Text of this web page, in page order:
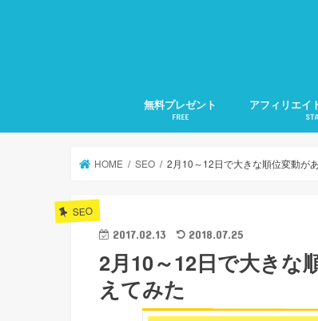
無料プレゼント
FREE
アフィリエイ
HOME SEO 2月10～12日で大きな順位変動が
SEO
2017.02.13 2018.07.25
2月10～12日で大きな
えてみた